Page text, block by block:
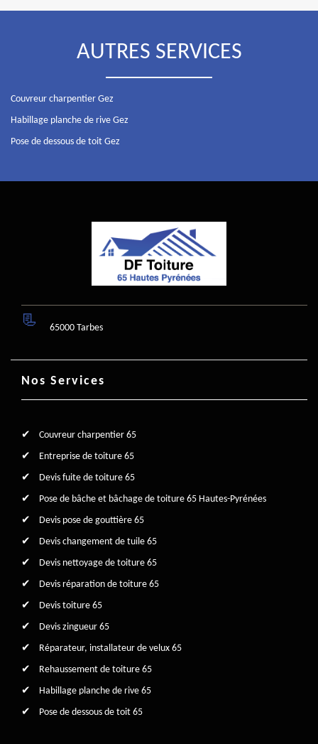
AUTRES SERVICES
Couvreur charpentier Gez
Habillage planche de rive Gez
Pose de dessous de toit Gez
65000 Tarbes
Nos Services
Couvreur charpentier 65
Entreprise de toiture 65
Devis fuite de toiture 65
Pose de bâche et bâchage de toiture 65 Hautes-Pyrénées
Devis pose de gouttière 65
Devis changement de tuile 65
Devis nettoyage de toiture 65
Devis réparation de toiture 65
Devis toiture 65
Devis zingueur 65
Réparateur, installateur de velux 65
Rehaussement de toiture 65
Habillage planche de rive 65
Pose de dessous de toit 65